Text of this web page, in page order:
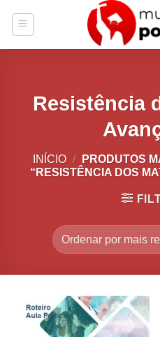
Resistência
INÍCIO /
PRODUTOS
“RESISTÊNCIA DOS